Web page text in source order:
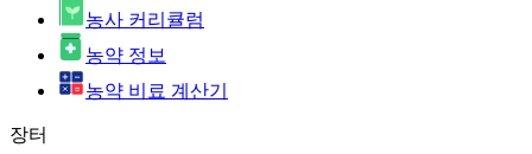
농사 커리큘럼
농약 정보
농약 비료 계산기
장터